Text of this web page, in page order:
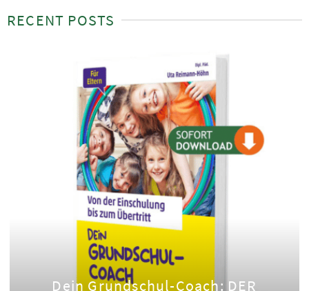
RECENT POSTS
Dein Grundschul-Coach: DER